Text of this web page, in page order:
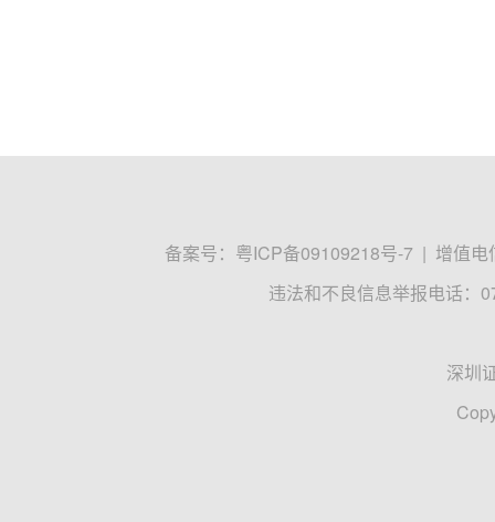
备案号： 粤ICP备09109218号-7 | 增值电
违法和不良信息举报电话：
深圳